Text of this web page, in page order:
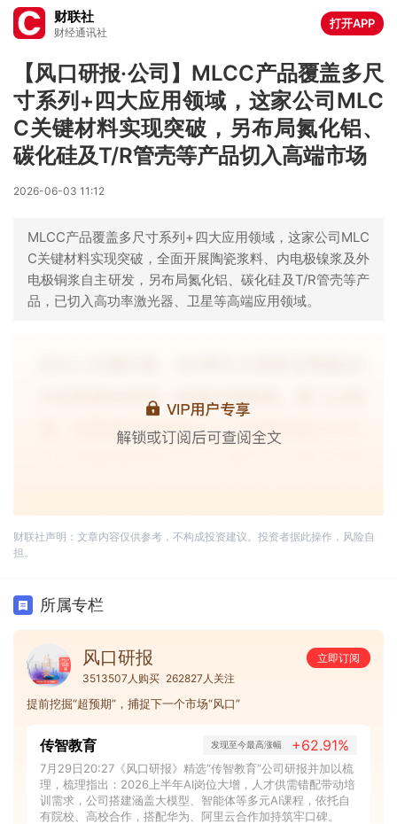
财联社
财经通讯社
打开APP
【风口研报·公司】MLCC产品覆盖多尺
寸系列+四大应用领域，这家公司MLC
C关键材料实现突破，另布局氮化铝、
碳化硅及T/R管壳等产品切入高端市场
2026-06-03 11:12
MLCC产品覆盖多尺寸系列+四大应用领域，这家公司MLC
C关键材料实现突破，全面开展陶瓷浆料、内电极镍浆及外
电极铜浆自主研发，另布局氮化铝、碳化硅及T/R管壳等产
品，已切入高功率激光器、卫星等高端应用领域。
财联社声明：文章内容仅供参考，不构成投资建议。投资者据此操作，风险自
担。
所属专栏
风口研报
立即订阅
3513507人购买 262827人关注
提前挖掘“超预期”，捕捉下一个市场“风口”
传智教育 发现至今最高涨幅 +62.91%
7月29日20:27《风口研报》精选“传智教育”公司研报并加以梳
理，梳理指出：2026上半年AI岗位大增，人才供需错配带动培
训需求，公司搭建涵盖大模型、智能体等多元AI课程，依托自
有院校、高校合作，搭配华为、阿里云合作加持筑牢口碑。